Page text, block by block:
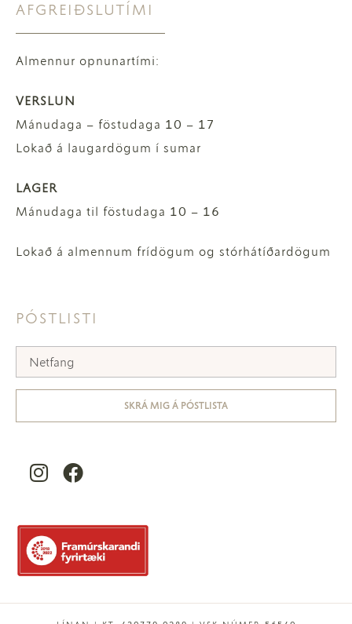
AFGREIÐSLUTÍMI
Almennur opnunartími:
VERSLUN
Mánudaga – föstudaga 10 – 17
Lokað á laugardögum í sumar
LAGER
Mánudaga til föstudaga 10 – 16
Lokað á almennum frídögum og stórhátíðardögum
PÓSTLISTI
SKRÁ MIG Á PÓSTLISTA